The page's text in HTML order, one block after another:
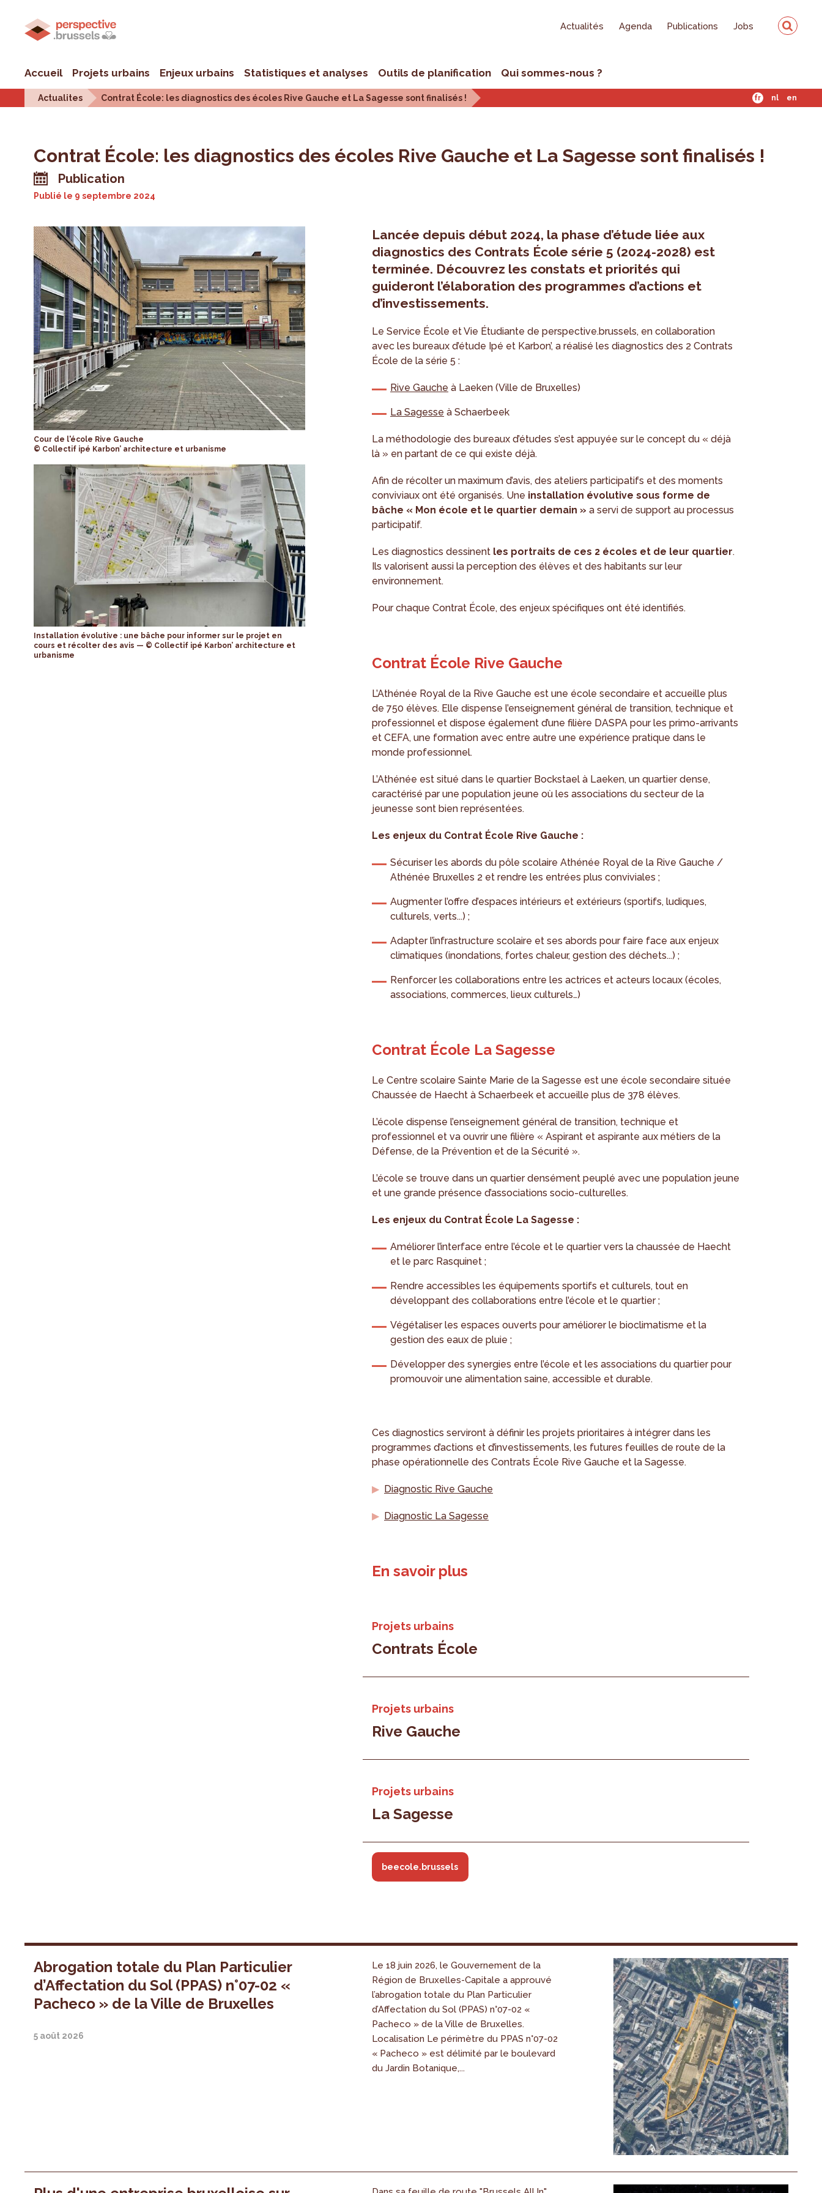
Actualités Agenda Publications Jobs
Accueil Projets urbains Enjeux urbains Statistiques et analyses Outils de planification Qui sommes-nous ?
Actualites Contrat École: les diagnostics des écoles Rive Gauche et La Sagesse sont finalisés ! fr nl en
Contrat École: les diagnostics des écoles Rive Gauche et La Sagesse sont finalisés !
Publication
Publié le 9 septembre 2024
Cour de l'école Rive Gauche
© Collectif ipé Karbon’ architecture et urbanisme
Installation évolutive : une bâche pour informer sur le projet en
cours et récolter des avis — © Collectif ipé Karbon’ architecture et
urbanisme
Lancée depuis début 2024, la phase d’étude liée aux
diagnostics des Contrats École série 5 (2024-2028) est
terminée. Découvrez les constats et priorités qui
guideront l’élaboration des programmes d’actions et
d’investissements.
Le Service École et Vie Étudiante de perspective.brussels, en collaboration
avec les bureaux d’étude Ipé et Karbon’, a réalisé les diagnostics des 2 Contrats
École de la série 5 :
Rive Gauche à Laeken (Ville de Bruxelles)
La Sagesse à Schaerbeek
La méthodologie des bureaux d’études s’est appuyée sur le concept du « déjà
là » en partant de ce qui existe déjà.
Afin de récolter un maximum d’avis, des ateliers participatifs et des moments
conviviaux ont été organisés. Une installation évolutive sous forme de
bâche « Mon école et le quartier demain » a servi de support au processus
participatif.
Les diagnostics dessinent les portraits de ces 2 écoles et de leur quartier.
Ils valorisent aussi la perception des élèves et des habitants sur leur
environnement.
Pour chaque Contrat École, des enjeux spécifiques ont été identifiés.
Contrat École Rive Gauche
L’Athénée Royal de la Rive Gauche est une école secondaire et accueille plus
de 750 élèves. Elle dispense l’enseignement général de transition, technique et
professionnel et dispose également d’une filière DASPA pour les primo-arrivants
et CEFA, une formation avec entre autre une expérience pratique dans le
monde professionnel.
L’Athénée est situé dans le quartier Bockstael à Laeken, un quartier dense,
caractérisé par une population jeune où les associations du secteur de la
jeunesse sont bien représentées.
Les enjeux du Contrat École Rive Gauche :
Sécuriser les abords du pôle scolaire Athénée Royal de la Rive Gauche /
Athénée Bruxelles 2 et rendre les entrées plus conviviales ;
Augmenter l’offre d’espaces intérieurs et extérieurs (sportifs, ludiques,
culturels, verts...) ;
Adapter l’infrastructure scolaire et ses abords pour faire face aux enjeux
climatiques (inondations, fortes chaleur, gestion des déchets...) ;
Renforcer les collaborations entre les actrices et acteurs locaux (écoles,
associations, commerces, lieux culturels…)
Contrat École La Sagesse
Le Centre scolaire Sainte Marie de la Sagesse est une école secondaire située
Chaussée de Haecht à Schaerbeek et accueille plus de 378 élèves.
L’école dispense l’enseignement général de transition, technique et
professionnel et va ouvrir une filière « Aspirant et aspirante aux métiers de la
Défense, de la Prévention et de la Sécurité ».
L’école se trouve dans un quartier densément peuplé avec une population jeune
et une grande présence d’associations socio-culturelles.
Les enjeux du Contrat École La Sagesse :
Améliorer l’interface entre l’école et le quartier vers la chaussée de Haecht
et le parc Rasquinet ;
Rendre accessibles les équipements sportifs et culturels, tout en
développant des collaborations entre l’école et le quartier ;
Végétaliser les espaces ouverts pour améliorer le bioclimatisme et la
gestion des eaux de pluie ;
Développer des synergies entre l’école et les associations du quartier pour
promouvoir une alimentation saine, accessible et durable.
Ces diagnostics serviront à définir les projets prioritaires à intégrer dans les
programmes d’actions et d’investissements, les futures feuilles de route de la
phase opérationnelle des Contrats École Rive Gauche et la Sagesse.
Diagnostic Rive Gauche
Diagnostic La Sagesse
En savoir plus
Projets urbains
Contrats École
Projets urbains
Rive Gauche
Projets urbains
La Sagesse
beecole.brussels
Abrogation totale du Plan Particulier
d’Affectation du Sol (PPAS) n°07-02 «
Pacheco » de la Ville de Bruxelles
5 août 2026
Le 18 juin 2026, le Gouvernement de la
Région de Bruxelles-Capitale a approuvé
l’abrogation totale du Plan Particulier
d’Affectation du Sol (PPAS) n°07-02 «
Pacheco » de la Ville de Bruxelles.
Localisation Le périmètre du PPAS n°07-02
« Pacheco » est délimité par le boulevard
du Jardin Botanique,...